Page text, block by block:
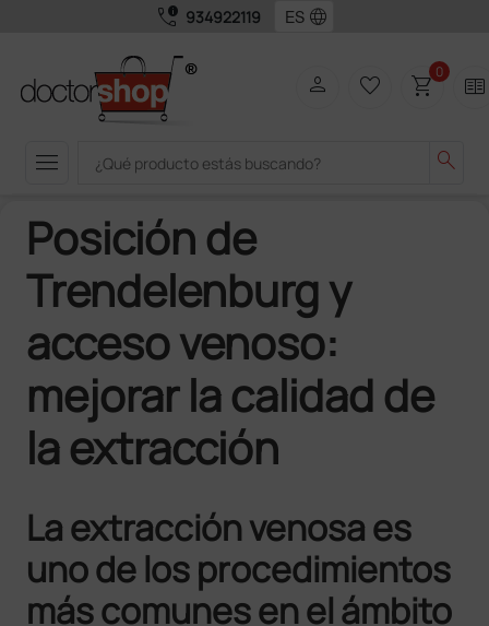
call_quality 934922119 language
menu search
person favorite_border shopping_cart0 two_pager
Posición de
Trendelenburg y
acceso venoso:
mejorar la calidad de
la extracción
La extracción venosa es
uno de los procedimientos
más comunes en el ámbito